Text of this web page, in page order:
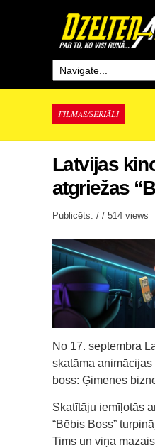
FILMAS/SERIĀLI
Latvijas
atgriežas
Publicēts: / / 514 views
No 17. septembra
skatāma animācijas
boss: Ģimenes
Skatītāju iemīļotās
“Bēbis Boss”
Tims un viņa